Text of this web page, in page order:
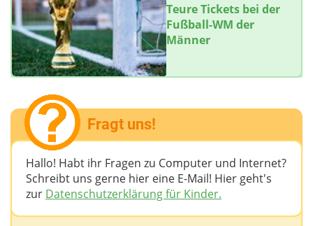
Teure Tickets bei der
Fußball-WM der
Männer
Fragt uns!
Hallo! Habt ihr Fragen zu Computer und Internet?
Schreibt uns gerne hier eine E-Mail! Hier geht's
zur Datenschutzerklärung für Kinder.